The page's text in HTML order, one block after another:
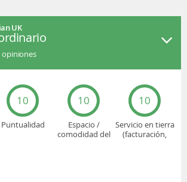
UK
opiniones
10
Puntualidad
10
Espacio /
comodidad del
10
Servicio en tierra
(facturación,